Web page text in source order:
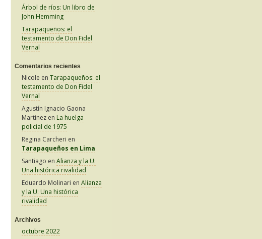
Árbol de ríos: Un libro de
John Hemming
Tarapaqueños: el
testamento de Don Fidel
Vernal
Comentarios recientes
Nicole enTarapaqueños: el
testamento de Don Fidel
Vernal
Agustín Ignacio Gaona
Martinez en La huelga
policial de 1975
Regina Carcheri en
Tarapaqueños en Lima
Santiago enAlianza y la U:
Una histórica rivalidad
Eduardo Molinari enAlianza
y la U: Una histórica
rivalidad
Archivos
octubre 2022